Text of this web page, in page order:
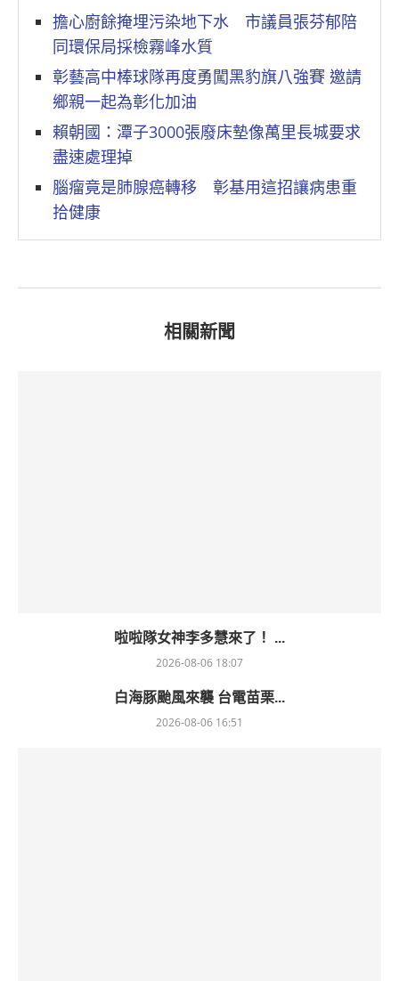
擔心廚餘掩埋污染地下水 市議員張芬郁陪
同環保局採檢霧峰水質
彰藝高中棒球隊再度勇闖黑豹旗八強賽 邀請
鄉親一起為彰化加油
賴朝國：潭子3000張廢床墊像萬里長城要求
盡速處理掉
腦瘤竟是肺腺癌轉移 彰基用這招讓病患重
拾健康
相關新聞
啦啦隊女神李多慧來了！ ...
2026-08-06 18:07
白海豚颱風來襲 台電苗栗...
2026-08-06 16:51